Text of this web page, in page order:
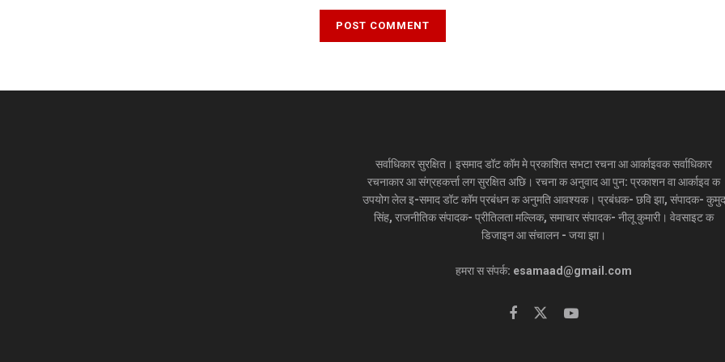
सर्वाधिकार सुरक्षित। इसमाद डॉट कॉम मे प्रकाशित सभटा रचना आ आर्काइवक सर्वाधिकार
रचनाकार आ संग्रहकर्त्ता लग सुरक्षित अछि। रचना क अनुवाद आ पुन: प्रकाशन वा आर्काइव क
उपयोग लेल इ-समाद डॉट कॉम प्रबंधन क अनुमति आवश्यक। प्रबंधक- छवि झा, संपादक- कुमुद
सिंह, राजनीतिक संपादक- प्रीतिलता मल्लिक, समाचार संपादक- नीलू कुमारी। वेवसाइट क
डिजाइन आ संचालन - जया झा।
हमरा स संपर्क: esamaad@gmail.com